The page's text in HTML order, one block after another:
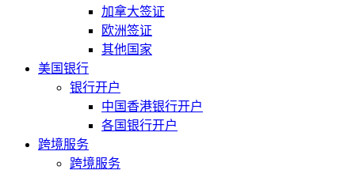
加拿大签证
欧洲签证
其他国家
美国银行
银行开户
中国香港银行开户
各国银行开户
跨境服务
跨境服务